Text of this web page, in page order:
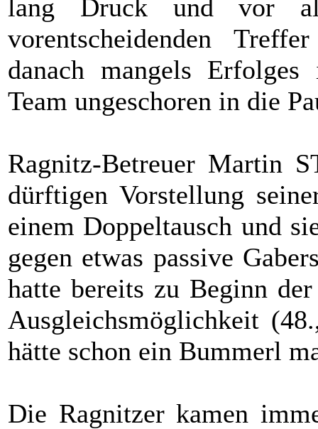
lang Druck und vor
vorentscheidenden
danach mangels Erfolges
Team ungeschoren in die
Ragnitz-Betreuer Martin
dürftigen Vorstellung
einem Doppeltausch und
gegen etwas passive
hatte bereits zu Beginn
Ausgleichsmöglichkeit
hätte schon ein Bummerl
Die Ragnitzer kamen